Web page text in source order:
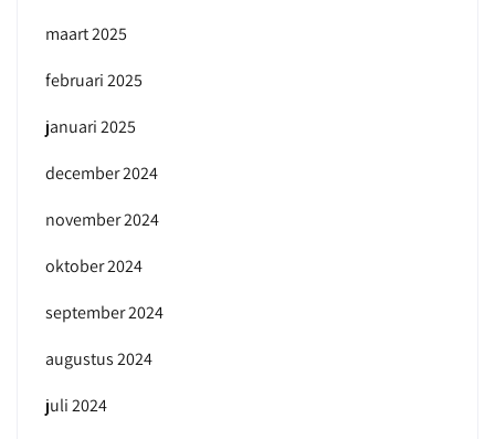
maart 2025
februari 2025
januari 2025
december 2024
november 2024
oktober 2024
september 2024
augustus 2024
juli 2024